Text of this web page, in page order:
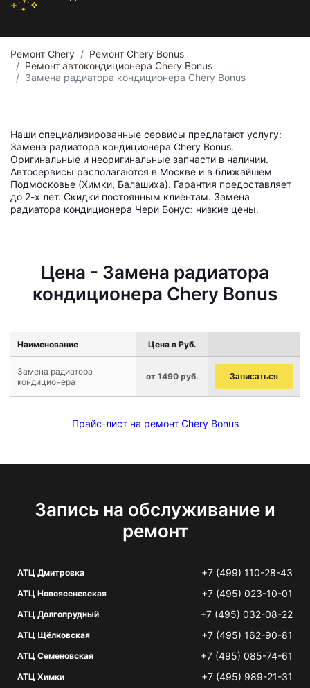
Ремонт Chery
Ремонт Chery Bonus
Ремонт автокондиционера Chery Bonus
Замена радиатора кондиционера Chery Bonus
Наши специализированные сервисы предлагают услугу:
Замена радиатора кондиционера Chery Bonus.
Оригинальные и неоригинальные запчасти в наличии.
Автосервисы располагаются в Москве и в ближайшем
Подмосковье (Химки, Балашиха). Гарантия предоставляет
до 2-х лет. Скидки постоянным клиентам. Замена
радиатора кондиционера Чери Бонус: низкие цены.
Цена - Замена радиатора
кондиционера Chery Bonus
Наименование Цена в Руб.
Замена радиатора
кондиционера
от 1490 руб. Записаться
Прайс-лист на ремонт Chery Bonus
Запись на обслуживание и
ремонт
АТЦ Дмитровка +7 (499) 110-28-43
АТЦ Новоясеневская +7 (495) 023-10-01
АТЦ Долгопрудный +7 (495) 032-08-22
АТЦ Щёлковская +7 (495) 162-90-81
АТЦ Семеновская +7 (495) 085-74-61
АТЦ Химки +7 (495) 989-21-31